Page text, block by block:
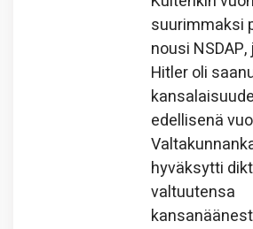
suurimmaksi
nousi
Hitler oli
edellisenä
hyväksytti
valtuutensa